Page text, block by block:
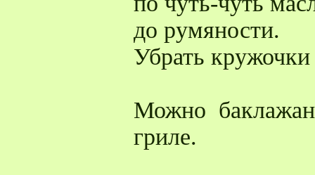
до румяности.
Убрать
Можно
гриле.